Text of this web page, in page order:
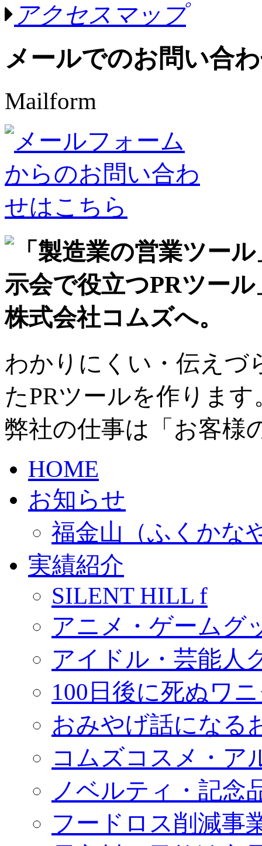
アクセスマップ
メールでのお問い合
Mailform
わかりにくい・伝えづ
たPRツールを作ります
弊社の仕事は「お客様
HOME
お知らせ
福金山（ふくかな
実績紹介
SILENT HILL f
アニメ・ゲームグ
アイドル・芸能人
100日後に死ぬワ
おみやげ話になる
コムズコスメ・ア
ノベルティ・記念
フードロス削減事